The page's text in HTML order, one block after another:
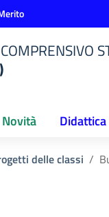
Novità Didattica
delle classi